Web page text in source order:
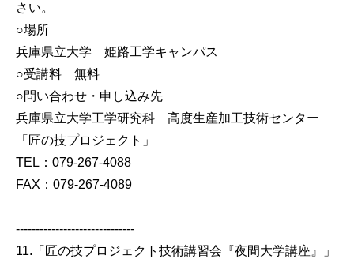
さい。
○場所
兵庫県立大学 姫路工学キャンパス
○受講料 無料
○問い合わせ・申し込み先
兵庫県立大学工学研究科 高度生産加工技術センター
「匠の技プロジェクト」
TEL：079-267-4088
FAX：079-267-4089
------------------------------
11.「匠の技プロジェクト技術講習会『夜間大学講座』」